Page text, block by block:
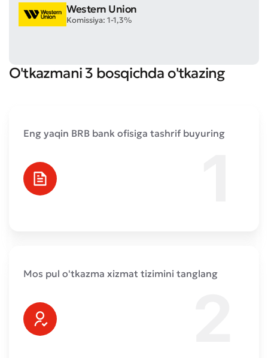
Xizmat sifatini baholang
Murojaat qoldirish
Western Union
Komissiya: 1-1,3%
O'tkazmani 3 bosqichda o'tkazing
Eng yaqin BRB bank ofisiga tashrif buyuring
Mos pul o'tkazma xizmat tizimini tanglang